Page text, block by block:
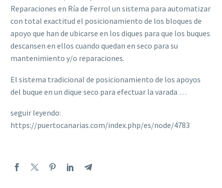
Reparaciones en Ría de Ferrol un sistema para automatizar
con total exactitud el posicionamiento de los bloques de
apoyo que han de ubicarse en los diques para que los buques
descansen en ellos cuando quedan en seco para su
mantenimiento y/o reparaciones.
El sistema tradicional de posicionamiento de los apoyos
del buque en un dique seco para efectuar la varada …
seguir leyendo:
https://puertocanarias.com/index.php/es/node/4783